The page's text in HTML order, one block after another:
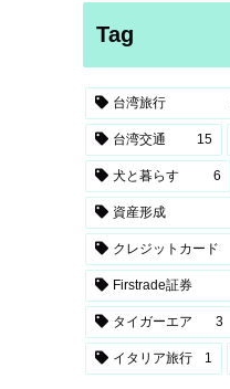
Tag
台湾旅行
台湾交通 15
犬と暮らす 6
資産形成
クレジットカード
Firstrade証券
タイガーエア 3
イタリア旅行 1